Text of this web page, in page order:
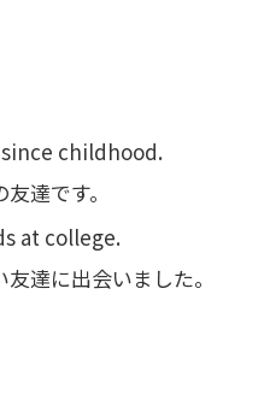
childhood.
達です。
at college.
達に出会いました。